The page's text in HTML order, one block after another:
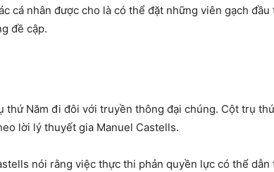
cá nhân được cho là có thể đặt những viên gạch
đề cập.
Năm đi đôi với truyền thông đại chúng. Cột trụ
lời lý thuyết gia Manuel Castells.
nói rằng việc thực thi phản quyền lực có thể